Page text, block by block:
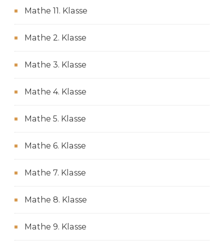
Mathe 11. Klasse
Mathe 2. Klasse
Mathe 3. Klasse
Mathe 4. Klasse
Mathe 5. Klasse
Mathe 6. Klasse
Mathe 7. Klasse
Mathe 8. Klasse
Mathe 9. Klasse